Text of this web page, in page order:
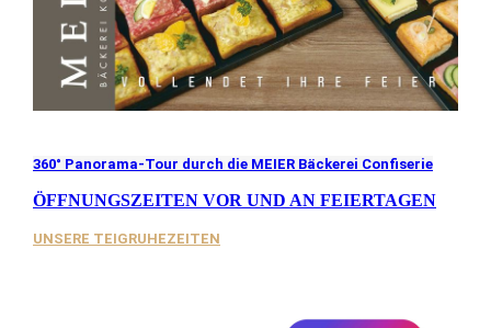
360° Panorama-Tour durch die MEIER Bäckerei Confiserie
ÖFFNUNGSZEITEN VOR UND AN FEIERTAGEN
UNSERE TEIGRUHEZEITEN